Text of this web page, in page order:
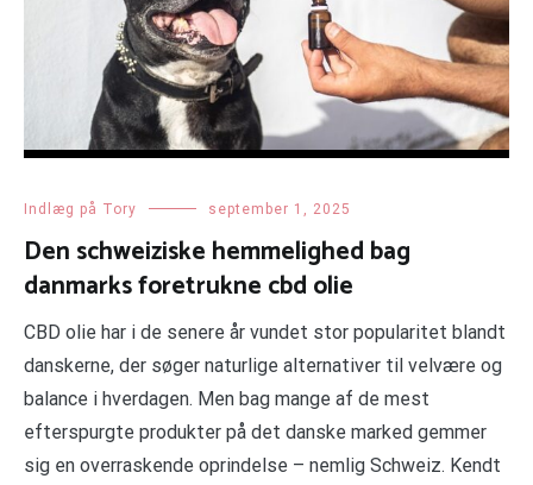
Indlæg på Tory september 1, 2025
Den schweiziske hemmelighed bag
danmarks foretrukne cbd olie
CBD olie har i de senere år vundet stor popularitet blandt
danskerne, der søger naturlige alternativer til velvære og
balance i hverdagen. Men bag mange af de mest
efterspurgte produkter på det danske marked gemmer
sig en overraskende oprindelse – nemlig Schweiz. Kendt